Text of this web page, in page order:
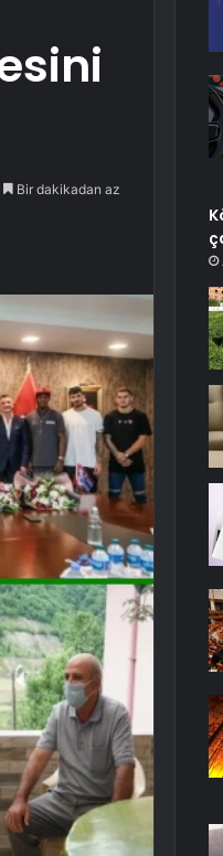
Bir dakikadan az